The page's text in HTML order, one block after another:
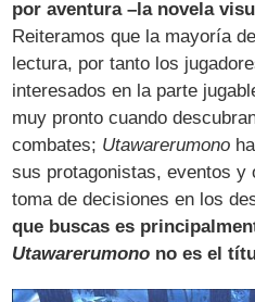
por aventura –la novela
Reiteramos que la mayoría
lectura, por tanto los
interesados en la parte
muy pronto cuando
combates; Utawarerumono
sus protagonistas, eventos y
toma de decisiones en los
que buscas es
Utawarerumono no es el